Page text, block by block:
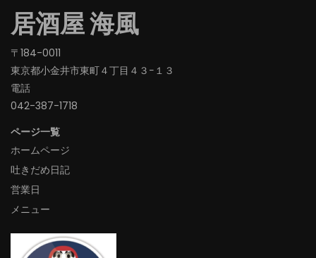
居酒屋 海風
〒184-0011
東京都小金井市東町４丁目４３−１３
電話
042-387-1718‬
ページ一覧
ホームページ
吐きだめ日記
営業日
メニュー